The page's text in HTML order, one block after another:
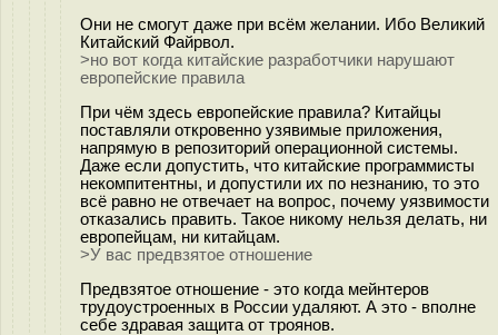
Они не смогут даже при всём желании. Ибо Великий
Китайский Файрвол.
>но вот когда китайские разработчики нарушают
европейские правила
При чём здесь европейские правила? Китайцы
поставляли откровенно узявимые приложения,
напрямую в репозиторий операционной системы.
Даже если допустить, что китайские программисты
некомпитентны, и допустили их по незнанию, то это
всё равно не отвечает на вопрос, почему уязвимости
отказались править. Такое никому нельзя делать, ни
европейцам, ни китайцам.
>У вас предвзятое отношение
Предвзятое отношение - это когда мейнтеров
трудоустроенных в России удаляют. А это - вполне
себе здравая защита от троянов.